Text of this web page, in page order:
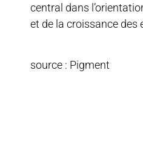
central dans
et de la croissance des
source : Pigment